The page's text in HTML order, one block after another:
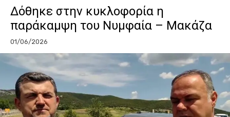
Δόθηκε στην κυκλοφορία η
παράκαμψη του Νυμφαία – Μακάζα
01/06/2026